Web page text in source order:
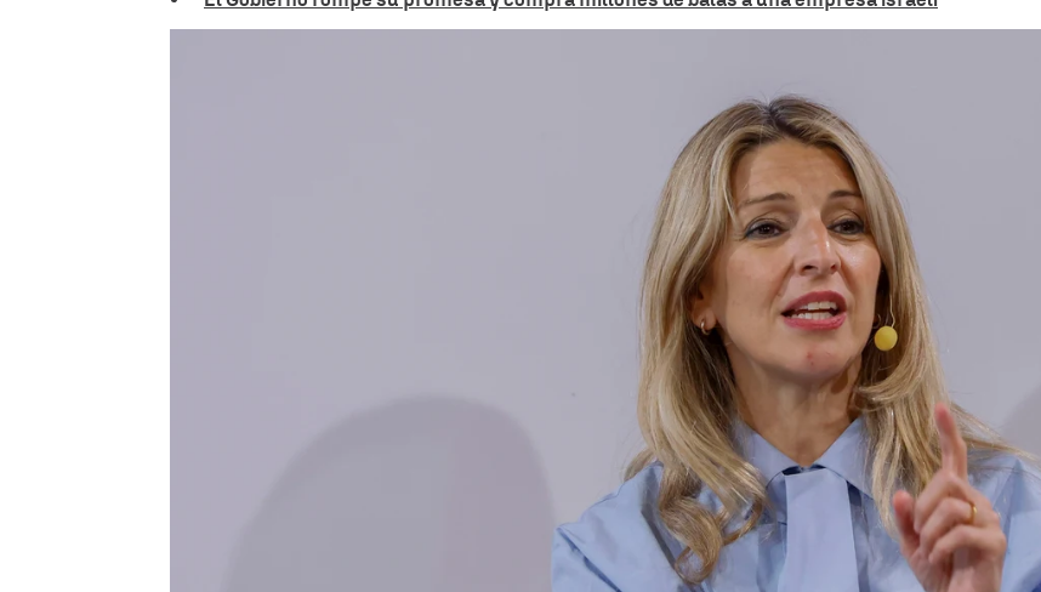
WhatsappFacebook
X Linkedin
La vicepresidenta segunda del Gobierno, Yolanda Díaz, admite " discrepancias"
por el asunto de la compra de armas a Israel y solicita a Interior una
compra de 15 millones de balas
para la Guardia